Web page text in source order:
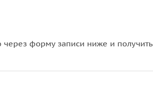
форму записи ниже и получить